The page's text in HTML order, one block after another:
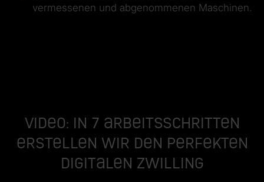
vermessenen und abgenommenen Maschinen.
Video: In 7 Arbeitsschritten
erstellen wir den perfekten
digitalen Zwilling